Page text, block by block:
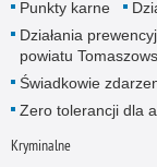
Punkty karne
Działania
powiatu
Świadkowie
Zero tolerancji dla
Kryminalne